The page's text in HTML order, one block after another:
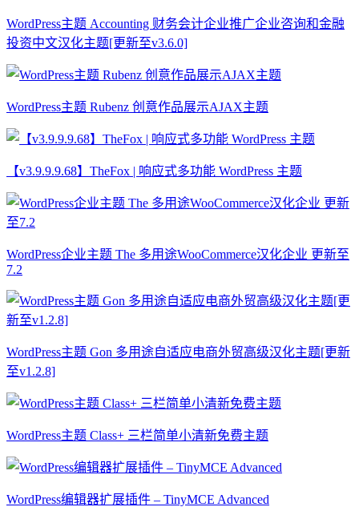
WordPress主题 Accounting 财务会计企业推广企业咨询和金融
投资中文汉化主题[更新至v3.6.0]
WordPress主题 Rubenz 创意作品展示AJAX主题
【v3.9.9.9.68】TheFox | 响应式多功能 WordPress 主题
WordPress企业主题 The 多用途WooCommerce汉化企业 更新至
7.2
WordPress主题 Gon 多用途自适应电商外贸高级汉化主题[更新
至v1.2.8]
WordPress主题 Class+ 三栏简单小清新免费主题
WordPress编辑器扩展插件 – TinyMCE Advanced